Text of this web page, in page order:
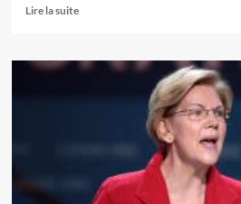
Lire la suiteEn
sur
prévenir